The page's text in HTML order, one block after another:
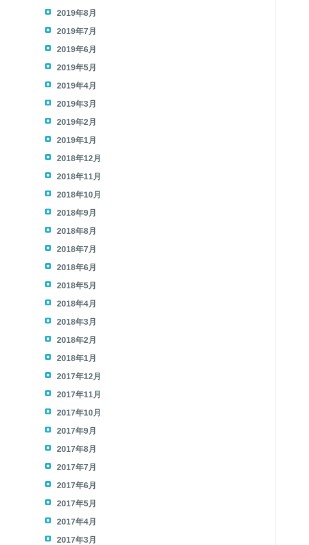
2019年8月
2019年7月
2019年6月
2019年5月
2019年4月
2019年3月
2019年2月
2019年1月
2018年12月
2018年11月
2018年10月
2018年9月
2018年8月
2018年7月
2018年6月
2018年5月
2018年4月
2018年3月
2018年2月
2018年1月
2017年12月
2017年11月
2017年10月
2017年9月
2017年8月
2017年7月
2017年6月
2017年5月
2017年4月
2017年3月